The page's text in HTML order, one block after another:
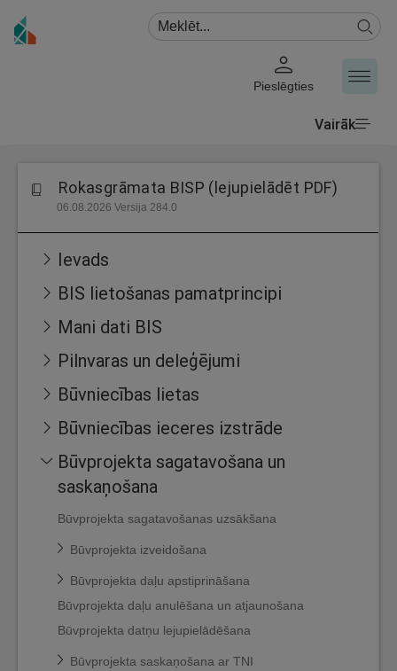
Pieslēgties
Vairāk
Rokasgrāmata BISP (lejupielādēt PDF)
06.08.2026 Versija 284.0
Ievads
BIS lietošanas pamatprincipi
Mani dati BIS
Pilnvaras un deleģējumi
Būvniecības lietas
Būvniecības ieceres izstrāde
Būvprojekta sagatavošana un
saskaņošana
Būvprojekta sagatavošanas uzsākšana
Būvprojekta izveidošana
Būvprojekta daļu apstiprināšana
Būvprojekta daļu anulēšana un atjaunošana
Būvprojekta datņu lejupielādēšana
Būvprojekta saskaņošana ar TNI